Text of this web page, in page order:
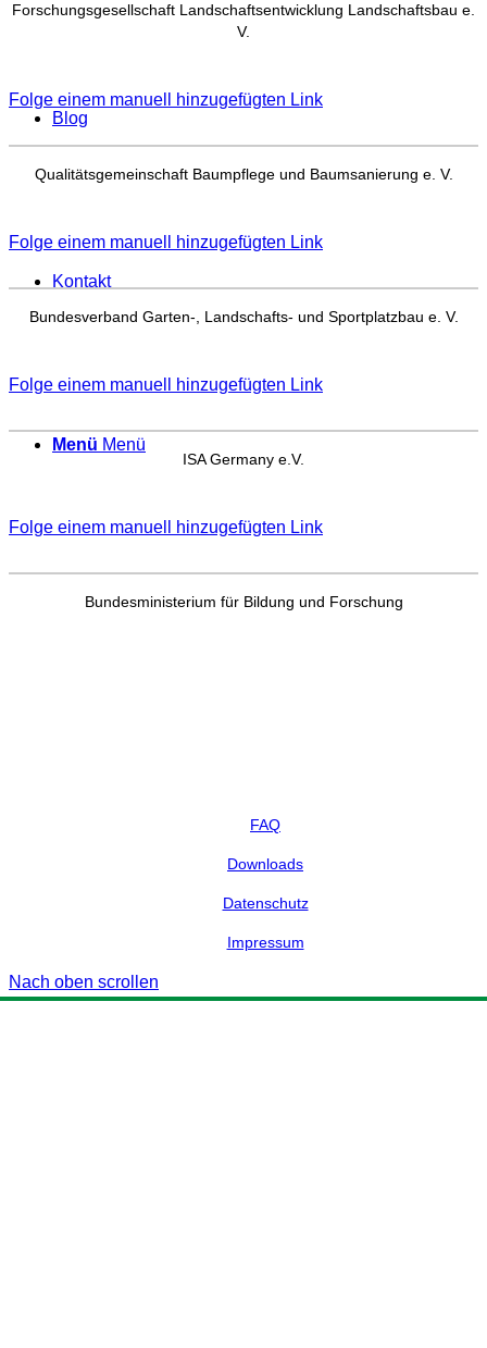
Blog
Kontakt
Menü Menü
Forschungsgesellschaft Landschaftsentwicklung Landschaftsbau e.
V.
Folge einem manuell hinzugefügten Link
Qualitätsgemeinschaft Baumpflege und Baumsanierung e. V.
Folge einem manuell hinzugefügten Link
Bundesverband Garten-, Landschafts- und Sportplatzbau e. V.
Folge einem manuell hinzugefügten Link
ISA Germany e.V.
Folge einem manuell hinzugefügten Link
Bundesministerium für Bildung und Forschung
FAQ
Downloads
Datenschutz
Impressum
Nach oben scrollen